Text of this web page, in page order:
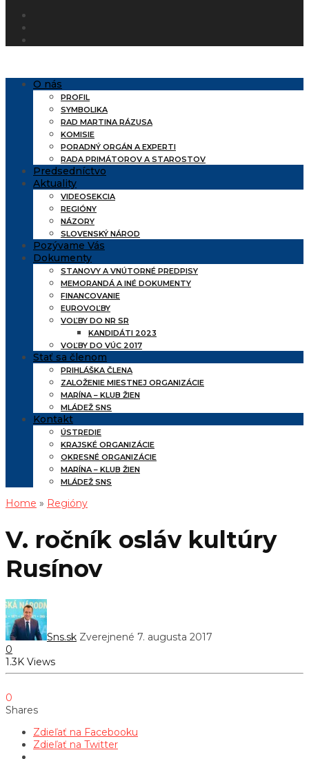
O nás
PROFIL
SYMBOLIKA
RAD MARTINA RÁZUSA
KOMISIE
PORADNÝ ORGÁN A EXPERTI
RADA PRIMÁTOROV A STAROSTOV
Predsedníctvo
Aktuality
VIDEOSEKCIA
REGIÓNY
NÁZORY
SLOVENSKÝ NÁROD
Pozývame Vás
Dokumenty
STANOVY A VNÚTORNÉ PREDPISY
MEMORANDÁ A INÉ DOKUMENTY
FINANCOVANIE
EUROVOĽBY
VOĽBY DO NR SR
KANDIDÁTI 2023
VOĽBY DO VÚC 2017
Stať sa členom
PRIHLÁŠKA ČLENA
ZALOŽENIE MIESTNEJ ORGANIZÁCIE
MARÍNA – KLUB ŽIEN
MLÁDEŽ SNS
Kontakt
ÚSTREDIE
KRAJSKÉ ORGANIZÁCIE
OKRESNÉ ORGANIZÁCIE
MARÍNA – KLUB ŽIEN
MLÁDEŽ SNS
Home » Regióny
V. ročník osláv kultúry
Rusínov
Sns.sk Zverejnené 7. augusta 2017
0
1.3K Views
0
Shares
Zdieľať na Facebooku
Zdieľať na Twitter